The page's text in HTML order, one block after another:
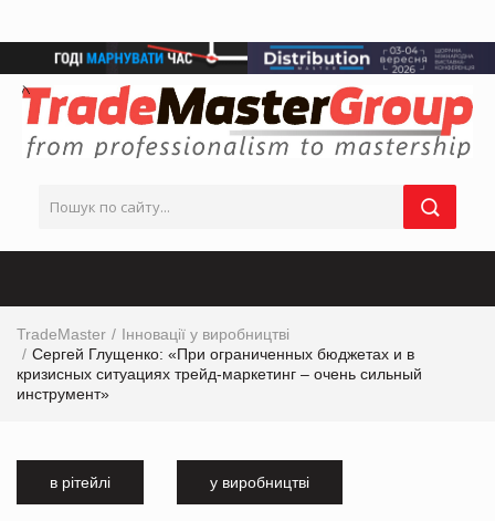
TradeMaster
Інновації у виробництві
Сергей Глущенко: «При ограниченных бюджетах и в
кризисных ситуациях трейд-маркетинг – очень сильный
инструмент»
в рітейлі у виробництві